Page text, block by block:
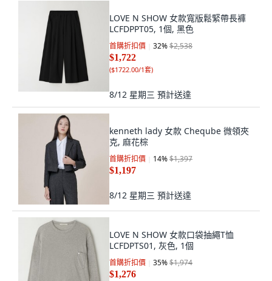
LOVE N SHOW 女款寬版鬆緊帶長褲
LCFDPPT05, 1個, 黑色
首購折扣價 32%$2,538
$1,722
($1722.00/1套)
8/12 星期三 預計送達
kenneth lady 女款 Cheqube 微領夾
克, 麻花棕
首購折扣價 14%$1,397
$1,197
8/12 星期三 預計送達
LOVE N SHOW 女款口袋抽繩T恤
LCFDPTS01, 灰色, 1個
首購折扣價 35%$1,974
$1,276